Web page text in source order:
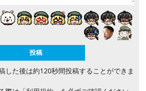
した後は約120秒間投稿することができま